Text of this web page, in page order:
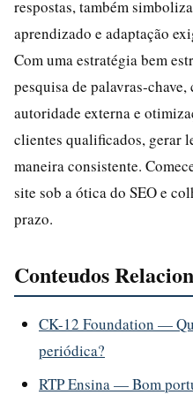
respostas, também
aprendizado e adaptação
Com uma estratégia bem
pesquisa de
autoridade externa e
clientes qualificados, gerar
maneira consistente.
site sob a ótica do SEO e
prazo.
Conteudos
CK-12 Foundation —
periódica?
RTP Ensina — Bom